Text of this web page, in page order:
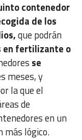
contenedor
de los
que podrán
en fertilizante o
se
meses, y
la que el
de
en un
más lógico.